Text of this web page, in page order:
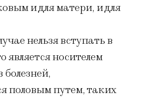
и для матери, и для
нельзя вступать в
является носителем
половым путем, таких